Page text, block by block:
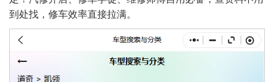
到处找，修车效率直接拉满。